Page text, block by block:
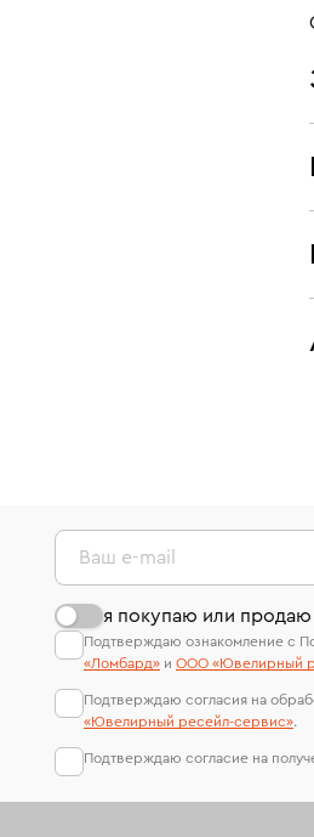
Ваш e-mail
я покупаю или
Подтверждаю ознакомление с
«Ломбард» и ООО «Ювелирный
Подтверждаю согласия на
«Ювелирный ресейл-сервиc».
Подтверждаю согласие на